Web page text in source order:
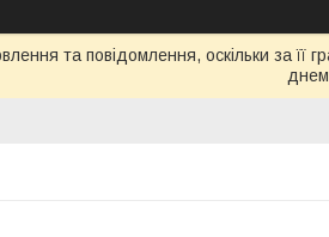
та повідомлення, оскільки за